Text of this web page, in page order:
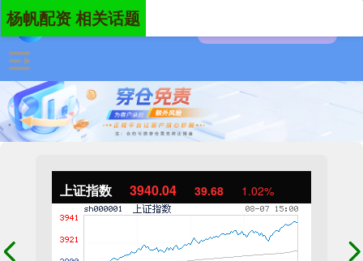
上证指数 3940.04 39.68 1.02%
杨帆配资 相关话题